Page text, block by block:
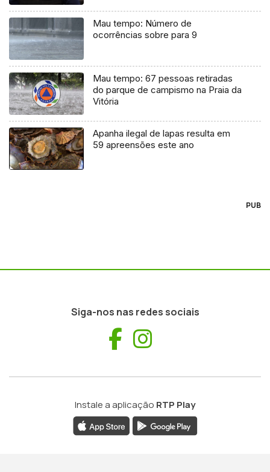
Mau tempo: Número de
ocorrências sobre para 9
Mau tempo: 67 pessoas retiradas
do parque de campismo na Praia da
Vitória
Apanha ilegal de lapas resulta em
59 apreensões este ano
PUB
Siga-nos nas redes sociais
Facebook
Instale a aplicação RTP Play